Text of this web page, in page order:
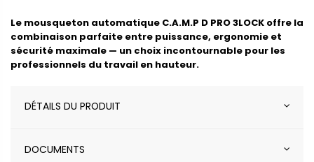
Le mousqueton automatique C.A.M.P D PRO 3LOCK offre la
combinaison parfaite entre puissance, ergonomie et
sécurité maximale — un choix incontournable pour les
professionnels du travail en hauteur.
DÉTAILS DU PRODUIT
DOCUMENTS